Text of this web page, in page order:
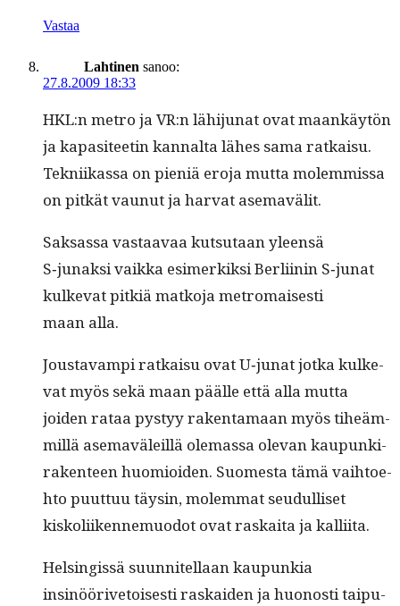
Vastaa
Lahtinen sanoo:
27.8.2009 18:33
HKL:n metro ja VR:n lähi­ju­nat ovat maankäytön
ja kap­a­siteetin kannal­ta läh­es sama ratkaisu.
Tekni­ikas­sa on pieniä ero­ja mut­ta molem­mis­sa
on pitkät vaunut ja har­vat asemavälit.
Sak­sas­sa vas­taavaa kut­su­taan yleen­sä
S‑junaksi vaik­ka esimerkik­si Berli­inin S‑junat
kulke­vat pitk­iä matko­ja metro­mais­es­ti
maan alla.
Jous­tavampi ratkaisu ovat U‑junat jot­ka kulke­
vat myös sekä maan päälle että alla mut­ta
joiden rataa pystyy rak­en­ta­maan myös tiheäm­
mil­lä ase­maväleil­lä ole­mas­sa ole­van kaupunki­
rak­en­teen huomioiden. Suomes­ta tämä vai­h­toe­
hto puut­tuu täysin, molem­mat seudulliset
kiskoli­iken­nemuodot ovat raskai­ta ja kalliita.
Helsingis­sä suun­nitel­laan kaupunkia
insinööriv­e­tois­es­ti raskaiden ja huonos­ti taipu­